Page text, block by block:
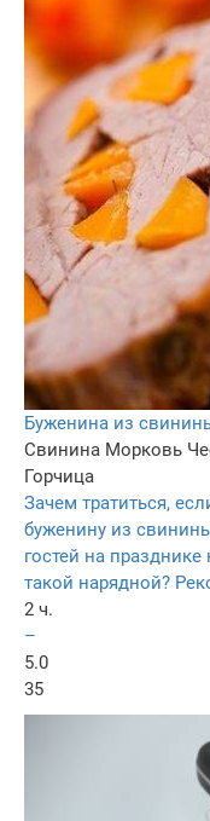
Буженина из
Свинина Морковь
Горчица
Зачем тратиться,
буженину из
гостей на
такой нарядной?
2 ч.
–
5.0
35